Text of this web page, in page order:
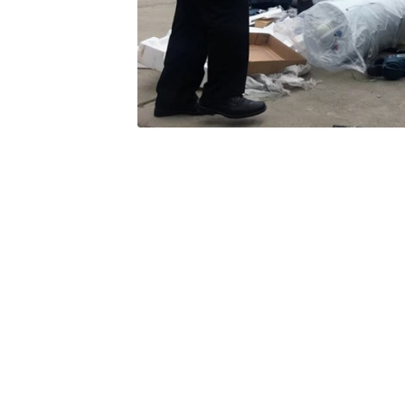
Inventarios Obsoletos
Documentos
Residuos Peligrosos